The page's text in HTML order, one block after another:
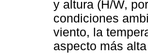
y altura (H/W,
condiciones
viento, la
aspecto más